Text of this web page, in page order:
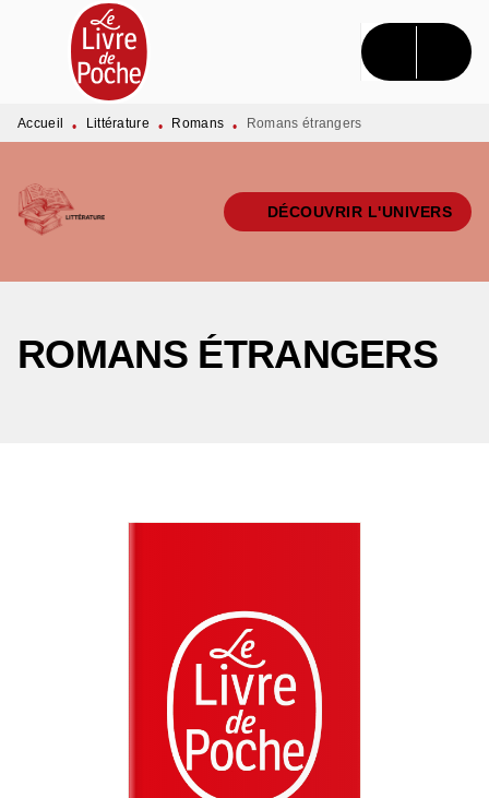
MENU RECHERCHE CONTENU
PIED DE PAGE
Accueil • Littérature • Romans • Romans étrangers
DÉCOUVRIR L'UNIVERS
ROMANS ÉTRANGERS